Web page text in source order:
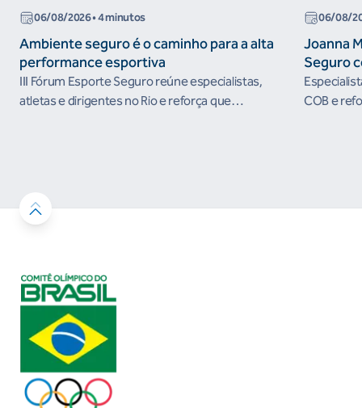
06/08/2026• 4 minutos
Ambiente seguro é o caminho para a alta
performance esportiva
III Fórum Esporte Seguro reúne especialistas,
atletas e dirigentes no Rio e reforça que
06/08/
Joanna
Seguro
COB e